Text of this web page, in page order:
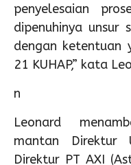
penyelesaian
dipenuhinya unsur
dengan ketentuan
21 KUHAP,” kata
n
Leonard
mantan Direktur
Direktur PT AXI